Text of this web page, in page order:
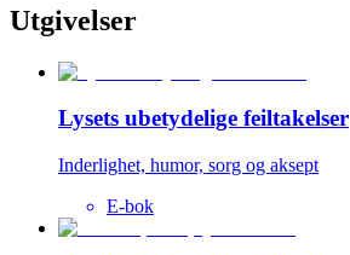
Utgivelser
Lysets ubetydelige feiltakelser
Inderlighet, humor, sorg og aksept
E-bok